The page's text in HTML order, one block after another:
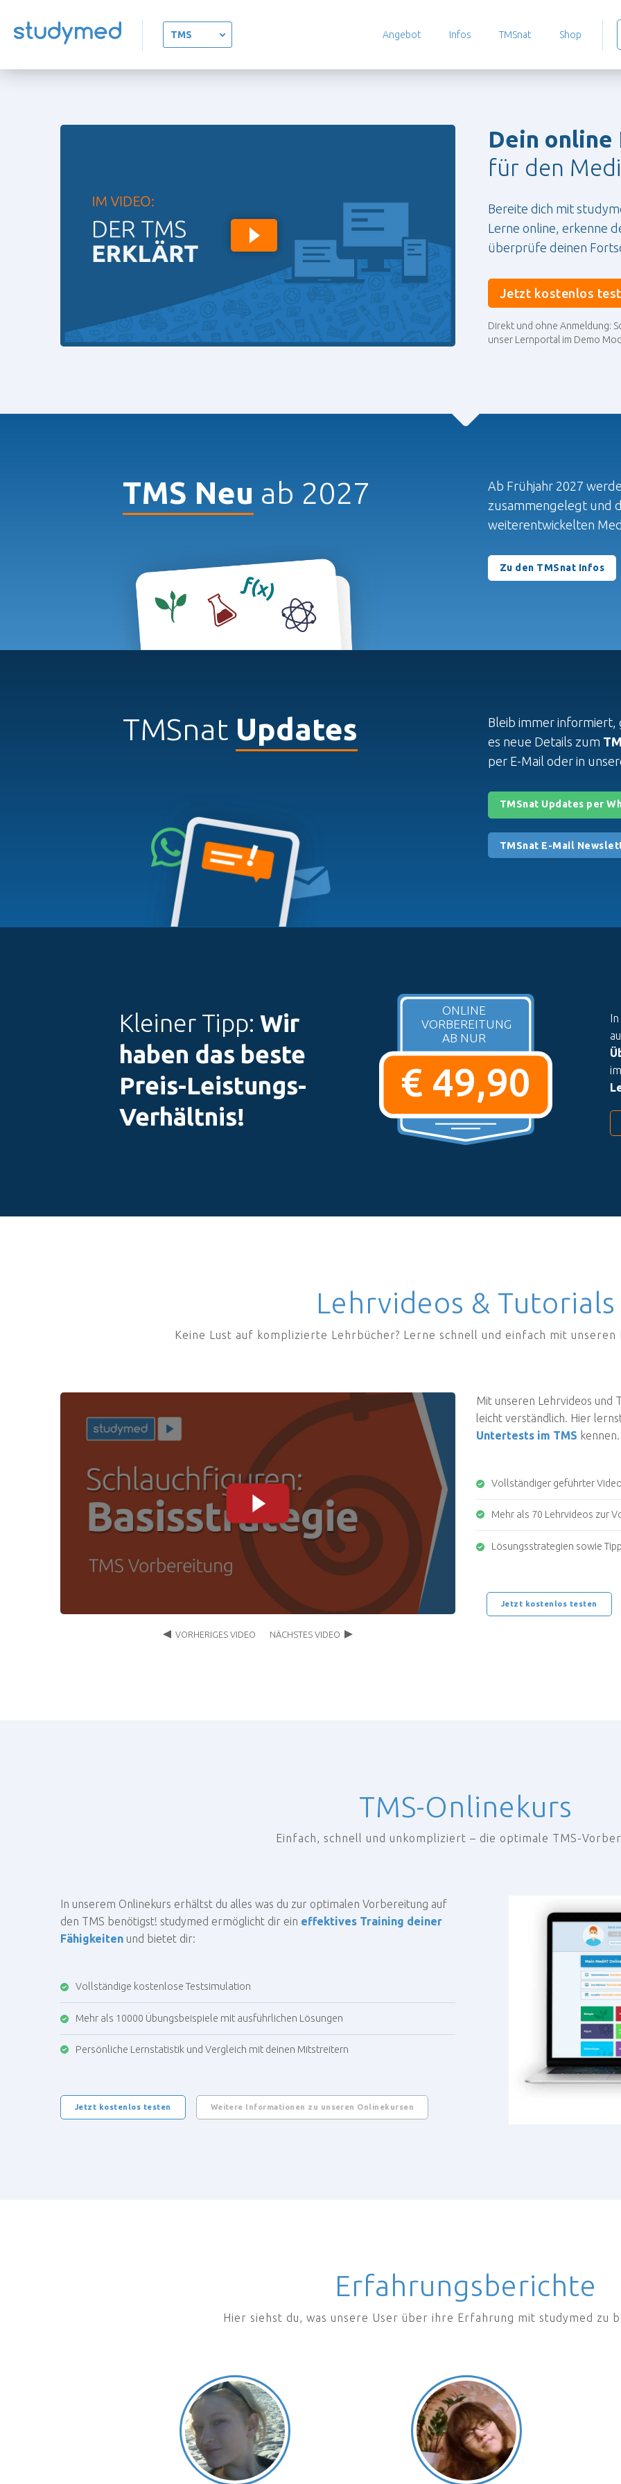
Angebot Infos TMSnat Shop
Dein
für den
Bereite dich mit
Lerne online, erkenne
überprüfe deinen
Jetzt kostenlos
Direkt und ohne Anmeldung:
unser Lernportal im Demo
TMS Neu ab 2027
Ab Frühjahr 2027
zusammengelegt und
weiterentwickelten
Zu den TMSnat Infos
TMSnat Updates
Bleib immer informiert,
es neue Details zum
per E-Mail oder in
TMSnat Updates per
TMSnat E-Mail
Kleiner Tipp: Wir
haben das beste
Preis-Leistungs-
Verhältnis!
€ 49,90
ONLINE
VORBEREITUNG
AB NUR
Lehrvideos & Tutorials
Keine Lust auf komplizierte Lehrbücher? Lerne schnell und einfach mit unseren
Mit unseren Lehrvideos und
leicht verständlich. Hier
Untertests im TMS kennen.
Vollständiger geführter
Mehr als 70 Lehrvideos zur
Lösungsstrategien sowie
Jetzt kostenlos testen
TMS-Onlinekurs
Einfach, schnell und unkompliziert – die optimale TMS-
In unserem Onlinekurs erhältst du alles was du zur optimalen Vorbereitung auf
den TMS benötigst! studymed ermöglicht dir ein effektives Training deiner
Fähigkeiten und bietet dir:
Vollständige kostenlose Testsimulation
Mehr als 10000 Übungsbeispiele mit ausführlichen Lösungen
Persönliche Lernstatistik und Vergleich mit deinen Mitstreitern
Jetzt kostenlos testen Weitere Informationen zu unseren Onlinekursen
Erfahrungsberichte
Hier siehst du, was unsere User über ihre Erfahrung mit studymed zu